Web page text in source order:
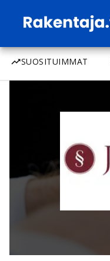
SUOSITUIMMAT